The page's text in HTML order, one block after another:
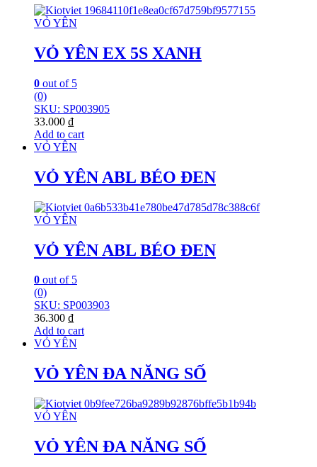
VỎ YÊN
VỎ YÊN EX 5S XANH
0 out of 5
(0)
SKU: SP003905
33.000 ₫
Add to cart
VỎ YÊN
VỎ YÊN ABL BÉO ĐEN
VỎ YÊN
VỎ YÊN ABL BÉO ĐEN
0 out of 5
(0)
SKU: SP003903
36.300 ₫
Add to cart
VỎ YÊN
VỎ YÊN ĐA NĂNG SỐ
VỎ YÊN
VỎ YÊN ĐA NĂNG SỐ